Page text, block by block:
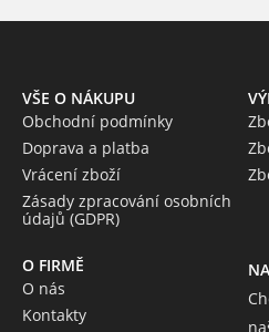
VŠE O NÁKUPU
Obchodní podmínky
Doprava a platba
Vrácení zboží
Zásady zpracování osobních
údajů (GDPR)
O FIRMĚ
O nás
Kontakty